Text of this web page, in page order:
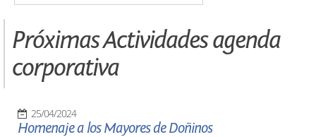
Próximas Actividades agenda
corporativa
25/04/2024
Homenaje a los Mayores de Doñinos